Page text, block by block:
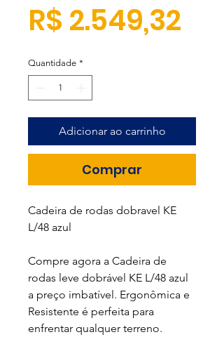
R$ 2.549,32
Quantidade *
Adicionar ao carrinho
Comprar
Cadeira de rodas dobravel KE
L/48 azul
Compre agora a Cadeira de
rodas leve dobrável KE L/48 azul
a preço imbatível. Ergonômica e
Resistente é perfeita para
enfrentar qualquer terreno.